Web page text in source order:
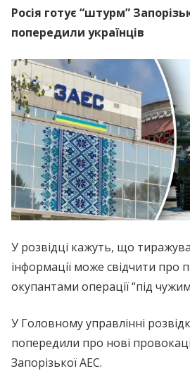
Росія готує “штурм”
попередили українців
У розвідці кажуть, що
інформації може свідчити про
окупантами операції “під
У Головному управлінні
попередили про нові
Запорізької АЕС.